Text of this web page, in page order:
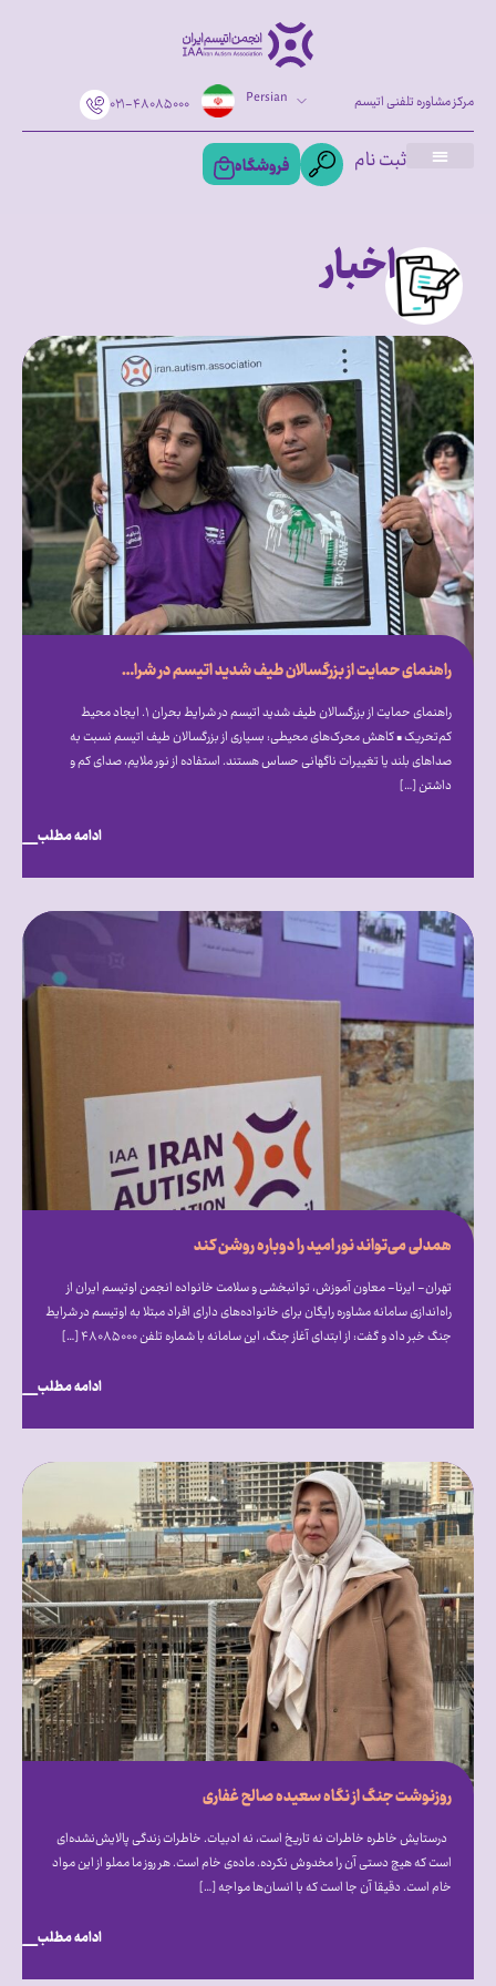
۰۲۱-۴۸۰۸۵۰۰۰ Persian مرکز مشاوره تلفنی اتیسم
ثبت نام فروشگاه
اخبار
راهنمای حمایت از بزرگسالان طیف شدید اتیسم در شرایط بحران
راهنمای حمایت از بزرگسالان طیف شدید اتیسم در شرایط بحران ۱. ایجاد محیط
کم‌تحریک • کاهش محرک‌های محیطی: بسیاری از بزرگسالان طیف اتیسم نسبت به
صداهای بلند یا تغییرات ناگهانی حساس هستند. استفاده از نور ملایم، صدای کم و
داشتن […]
ادامه مطلب
همدلی می‌تواند نور امید را دوباره روشن کند
تهران- ایرنا- معاون آموزش، توانبخشی و سلامت خانواده انجمن اوتیسم ایران از
راه‌اندازی سامانه مشاوره رایگان برای خانواده‌های دارای افراد مبتلا به اوتیسم در شرایط
جنگ خبر داد و گفت: از ابتدای آغاز جنگ، این سامانه با شماره تلفن ۴۸۰۸۵۰۰۰ […]
ادامه مطلب
روزنوشت جنگ از نگاه سعیده صالح غفاری
درستایش خاطره خاطرات نه تاریخ است، نه ادبیات. خاطرات زندگی پالایش‌نشده‌ای
است که هیچ دستی آن را مخدوش نکرده. ماده‌ی خام است. هر روز ما مملو از این مواد
خام است. دقیقا آن جا است که با انسان‌ها مواجه […]
ادامه مطلب